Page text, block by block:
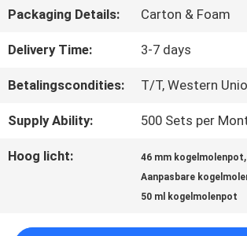
NIEUWS
BLOG
VERZOEK
CITAAT
Packaging Details: Carton & Foam
Delivery Time: 3-7 days
Betalingscondities: T/T, Western
Supply Ability: 500 Sets per
Hoog licht: 46 mm kogelmolenpot,
Aanpasbare
50 ml kogelmolenpot